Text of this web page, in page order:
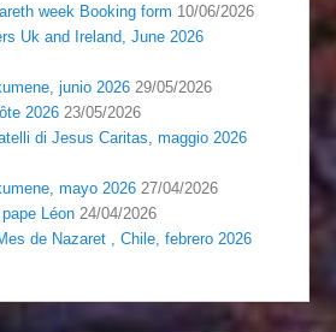
week Booking form 10/06/2026
Uk and Ireland, June 2026
junio 2026 29/05/2026
2026 23/05/2026
di Jesus Caritas, maggio 2026
mayo 2026 27/04/2026
Léon 24/04/2026
de Nazaret , Chile, febrero 2026